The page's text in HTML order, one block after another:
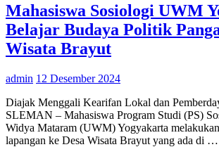
Mahasiswa Sosiologi UWM
Belajar Budaya Politik
Wisata Brayut
admin 12 Desember 2024
Diajak Menggali Kearifan Lokal dan
SLEMAN – Mahasiswa Program Studi (PS)
Widya Mataram (UWM) Yogyakarta
lapangan ke Desa Wisata Brayut yang ada di …